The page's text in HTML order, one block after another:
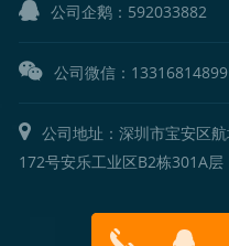
公司企鹅： 592033882
公司微信：13316814899
公司地址：深圳市宝安区
172号安乐工业区B2栋301A层